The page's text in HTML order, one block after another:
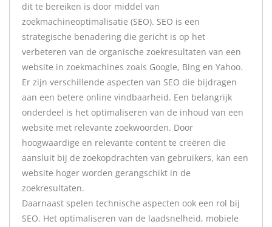
dit te bereiken is door middel van
zoekmachineoptimalisatie (SEO). SEO is een
strategische benadering die gericht is op het
verbeteren van de organische zoekresultaten van een
website in zoekmachines zoals Google, Bing en Yahoo.
Er zijn verschillende aspecten van SEO die bijdragen
aan een betere online vindbaarheid. Een belangrijk
onderdeel is het optimaliseren van de inhoud van een
website met relevante zoekwoorden. Door
hoogwaardige en relevante content te creëren die
aansluit bij de zoekopdrachten van gebruikers, kan een
website hoger worden gerangschikt in de
zoekresultaten.
Daarnaast spelen technische aspecten ook een rol bij
SEO. Het optimaliseren van de laadsnelheid, mobiele